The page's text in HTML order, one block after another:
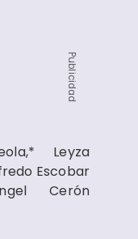
Publicidad
Leyza
Escobar
Cerón